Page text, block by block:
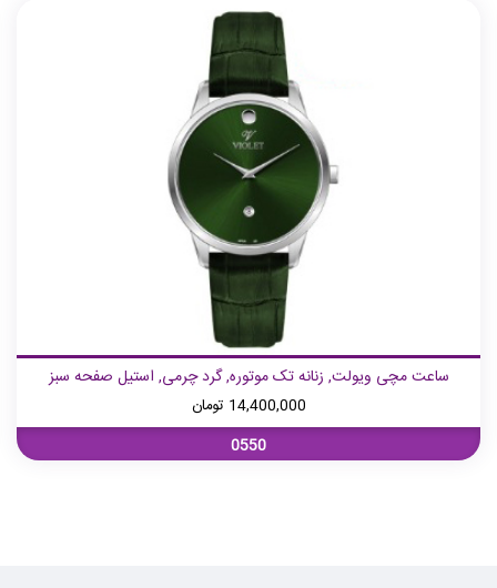
ساعت مچی ویولت, زنانه تک موتوره, گرد چرمی, استیل صفحه سبز
14,400,000 تومان
0550